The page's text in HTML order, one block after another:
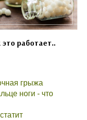
это работает..
грыжа
ноги - что